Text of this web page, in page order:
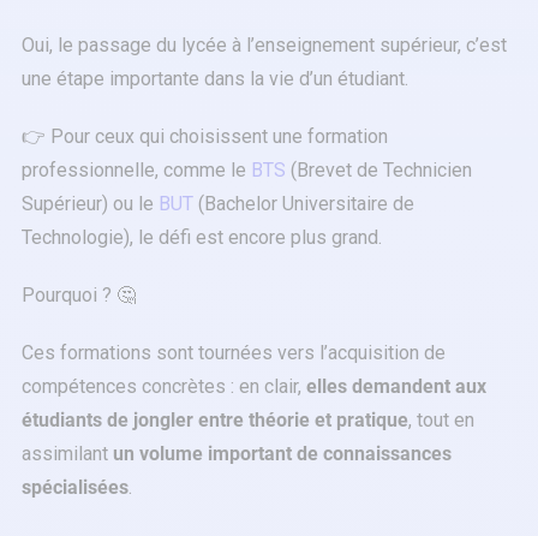
Oui, le passage du lycée à l’enseignement supérieur, c’est
une étape importante dans la vie d’un étudiant.
👉 Pour ceux qui choisissent une formation
professionnelle, comme le BTS (Brevet de Technicien
Supérieur) ou le BUT (Bachelor Universitaire de
Technologie), le défi est encore plus grand.
Pourquoi ? 🤔
Ces formations sont tournées vers l’acquisition de
compétences concrètes : en clair, elles demandent aux
étudiants de jongler entre théorie et pratique, tout en
assimilant un volume important de connaissances
spécialisées.